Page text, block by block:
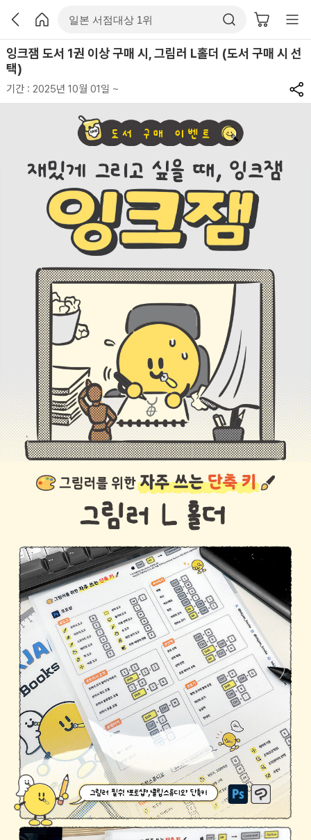
잉크잼 도서 1권 이상 구매 시, 그림러 L홀더 (도서 구매 시 선
택)
기간 : 2025년 10월 01일 ~